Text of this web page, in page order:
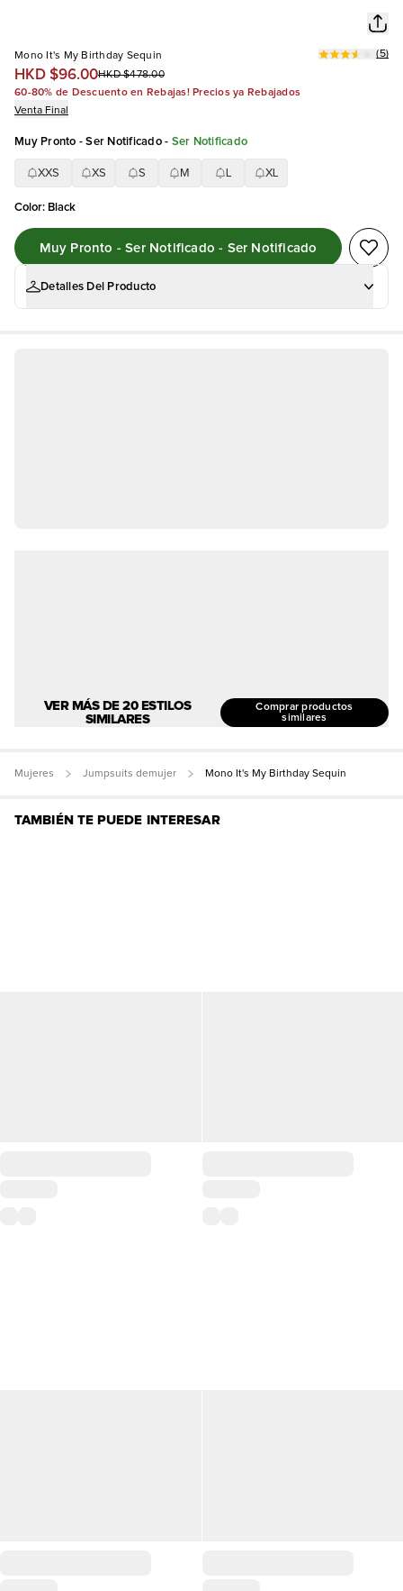
Mono It's My Birthday Sequin
HKD $96.00HKD $478.00
(5)
60-80% de Descuento en Rebajas! Precios ya Rebajados
Venta Final
Muy Pronto - Ser Notificado- Ser Notificado
XXS XS S M XL
Color: Black
Muy Pronto - Ser Notificado - Ser Notificado
Detalles Del Producto
VER MÁS DE 20 ESTILOS
SIMILARES
Comprar productos
similares
Mujeres Jumpsuits demujer Mono It's My Birthday Sequin
TAMBIÉN TE PUEDE INTERESAR